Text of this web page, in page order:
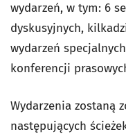
wydarzeń, w tym: 6
dyskusyjnych,
wydarzeń
konferencji
Wydarzenia zostaną
następujących